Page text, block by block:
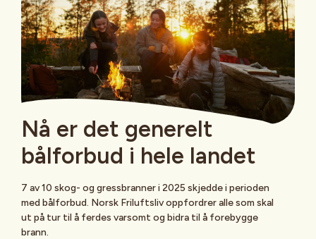
Nå er det generelt
bålforbud i hele landet
7 av 10 skog- og gressbranner i 2025 skjedde i perioden
med bålforbud. Norsk Friluftsliv oppfordrer alle som skal
ut på tur til å ferdes varsomt og bidra til å forebygge
brann.